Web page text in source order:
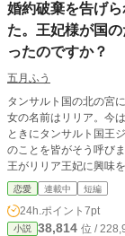
婚約破棄を告げ
た。王妃様が国
ったのですか？
五月ふう
タンサルト国の北の宮
女の名前はリリア。今
ときにタンサルト国王ジキルに嫁ぎまし
のことを皆がそう呼び
王がリリア王妃に興味を示
え、ジキル王はリリア
いてもらおうと必死で
酷な宣告でした。
恋愛 連載中 短編
24h.ポイント 7pt
小説 38,814 位 /